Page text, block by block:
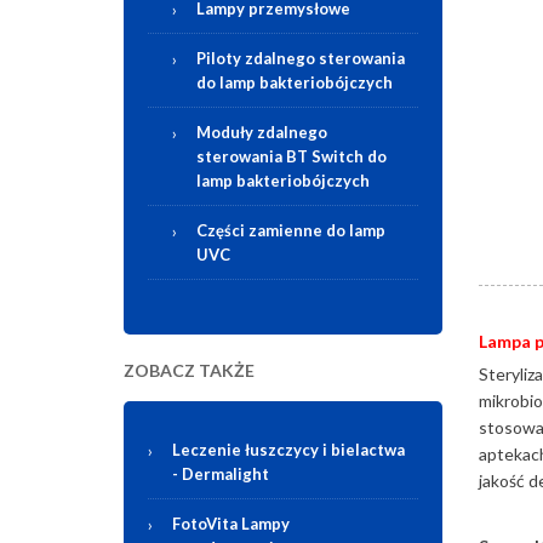
Lampy przemysłowe
Piloty zdalnego sterowania
do lamp bakteriobójczych
Moduły zdalnego
sterowania BT Switch do
lamp bakteriobójczych
Części zamienne do lamp
UVC
ZOBACZ TAKŻE
Leczenie łuszczycy i bielactwa
- Dermalight
FotoVita Lampy
Lampa
jakość